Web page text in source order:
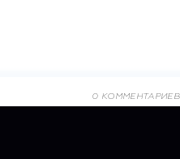
0 КОММЕНТАРИЕВ